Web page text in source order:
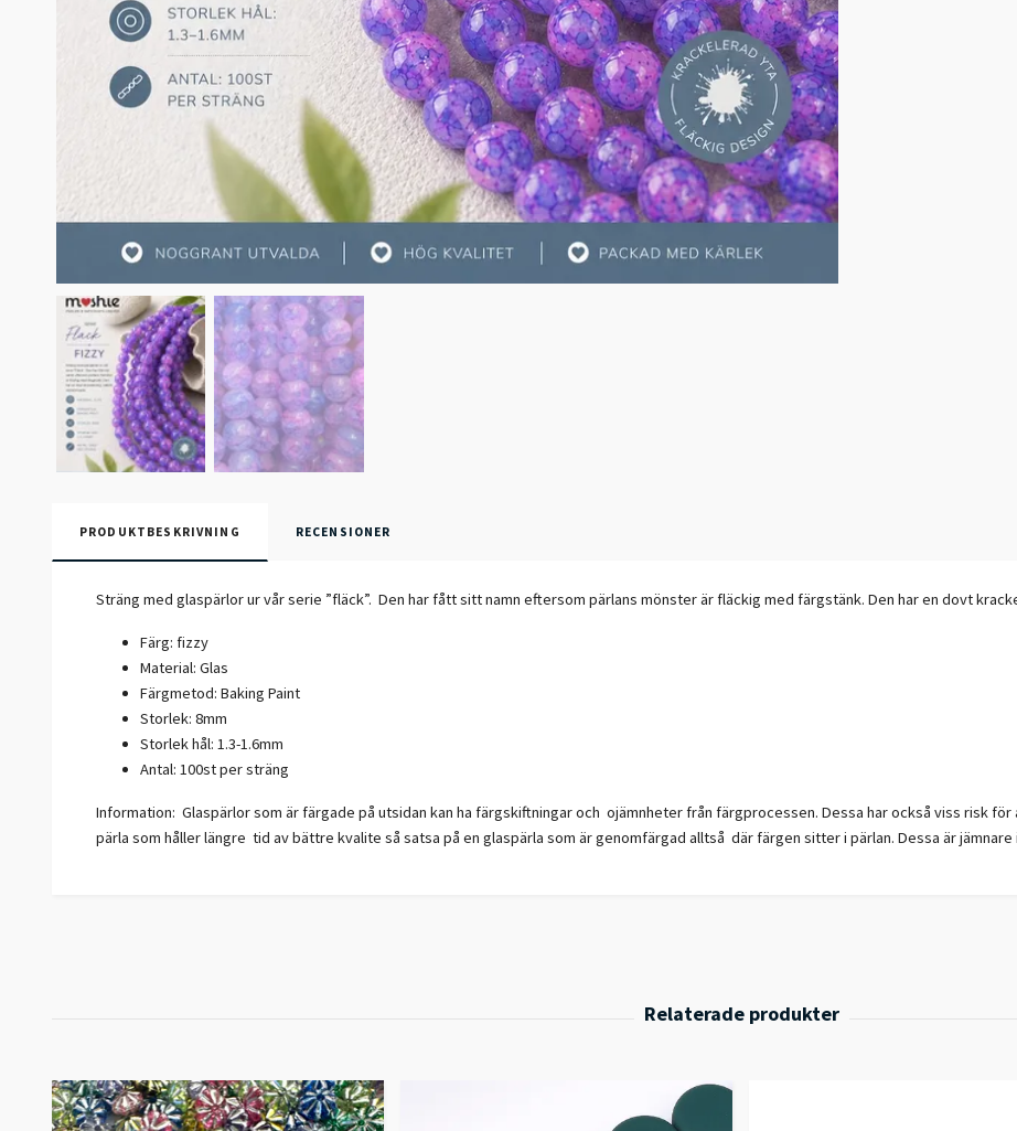
PRODUKTBESKRIVNING RECENSIONER
Sträng med glaspärlor ur vår serie ”fläck”. Den har fått sitt namn eftersom pärlans mönster är fläckig med färgstänk. Den har en dovt
Färg: fizzy
Material: Glas
Färgmetod: Baking Paint
Storlek: 8mm
Storlek hål: 1.3-1.6mm
Antal: 100st per sträng
Information: Glaspärlor som är färgade på utsidan kan ha färgskiftningar och ojämnheter från färgprocessen. Dessa har också viss risk
pärla som håller längre tid av bättre kvalite så satsa på en glaspärla som är genomfärgad alltså där färgen sitter i pärlan. Dessa är